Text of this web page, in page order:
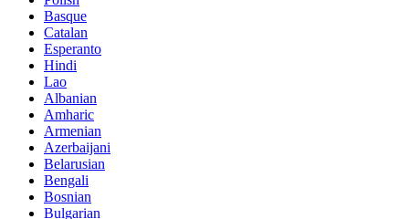
Basque
Catalan
Esperanto
Hindi
Lao
Albanian
Amharic
Armenian
Azerbaijani
Belarusian
Bengali
Bosnian
Bulgarian